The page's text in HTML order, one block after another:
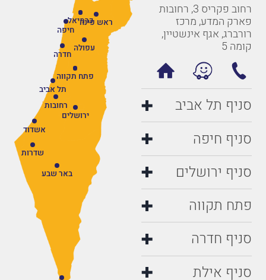
רחוב פקריס 3, רחובות
פארק המדע, מרכז
רורברג, אגף אינשטיין,
קומה 5
סניף תל אביב
סניף חיפה
סניף ירושלים
פתח תקווה
סניף חדרה
סניף אילת
רחובות
תל אביב
חיפה
ירושלים
פתח תקווה
חדרה
באר שבע
אשדוד
שדרות
עפולה
ראש פינהכרמיאל